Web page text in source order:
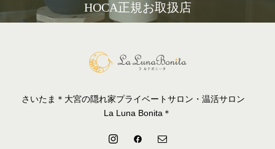
HOCA正規お取扱店
さいたま＊大宮の隠れ家プライベートサロン・温活サロン
La Luna Bonita＊